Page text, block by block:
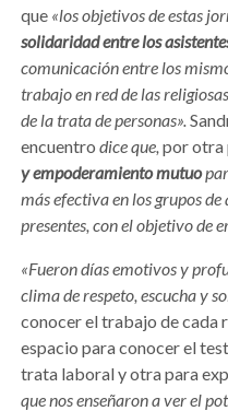
que «los objetivos de estas
solidaridad entre los
comunicación entre los
trabajo en red de las
de la trata de personas».
encuentro dice que, por otra
y empoderamiento mutuo
más efectiva en los grupos
presentes, con el objetivo de
«Fueron días emotivos y
clima de respeto, escucha y
conocer el trabajo de cada
espacio para conocer el
trata laboral y otra para
que nos enseñaron a ver el